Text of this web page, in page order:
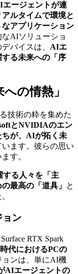
エージェントが連
アルタイムで環境と
アプリケーション
AIソリューショ
バイスは、 AIエ
る未来への「序
の情熱」
技術の粋を集めた
とNVIDIAのエン
ちが、AIが拓く未
ます。彼らの思い
す。
する人々を「主
最高の「道具」 と
ン
RTX Spark
代におけるPCの
ョンは、単にAI機
AIエージェントの